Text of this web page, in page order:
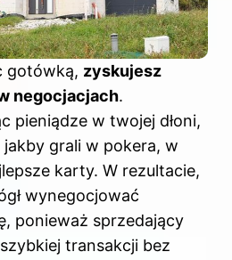
gotówką, zyskujesz
negocjacjach.
pieniądze w twojej dłoni,
grali w pokera, w
karty. W rezultacie,
wynegocjować
ponieważ sprzedający
transakcji bez